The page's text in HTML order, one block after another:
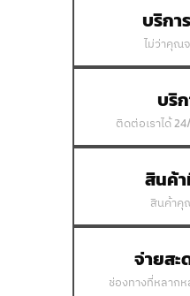
บริกา
ไม่ว่าคุณ
บริ
ติดต่อเราได้
สินค้
สินค้าคุ
จ่ายสะ
ช่องทางที่หลาก